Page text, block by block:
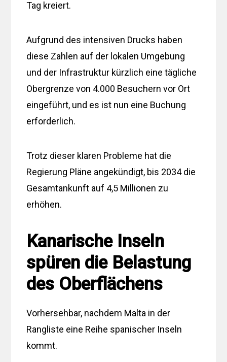
Tag kreiert.
Aufgrund des intensiven Drucks haben
diese Zahlen auf der lokalen Umgebung
und der Infrastruktur kürzlich eine tägliche
Obergrenze von 4.000 Besuchern vor Ort
eingeführt, und es ist nun eine Buchung
erforderlich.
Trotz dieser klaren Probleme hat die
Regierung Pläne angekündigt, bis 2034 die
Gesamtankunft auf 4,5 Millionen zu
erhöhen.
Kanarische Inseln
spüren die Belastung
des Oberflächens
Vorhersehbar, nachdem Malta in der
Rangliste eine Reihe spanischer Inseln
kommt.